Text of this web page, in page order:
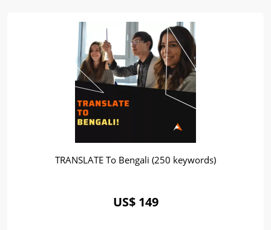
TRANSLATE To Bengali (250 keywords)
US$ 149